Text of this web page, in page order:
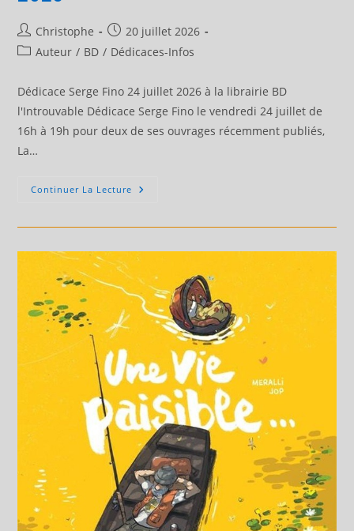
Auteur/autrice
de
Christophe
Publication
publiée :
20 juillet 2026
PostAuteur / BD / Dédicaces-Infos
Dédicace Serge Fino 24 juillet 2026 à la librairie BD
l'Introuvable Dédicace Serge Fino le vendredi 24 juillet de
16h à 19h pour deux de ses ouvrages récemment publiés,
La…
Continuer La Lecture Dédicace